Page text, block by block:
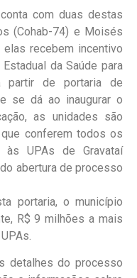
com duas destas
(Cohab-74) e Moisés
recebem incentivo
da Saúde para
partir de portaria de
se dá ao inaugurar o
as unidades são
conferem todos os
UPAs de Gravataí
abertura de processo
portaria, o município
R$ 9 milhões a mais
detalhes do processo